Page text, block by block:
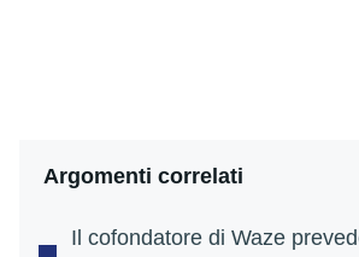
Argomenti correlati
Il cofondatore di Waze